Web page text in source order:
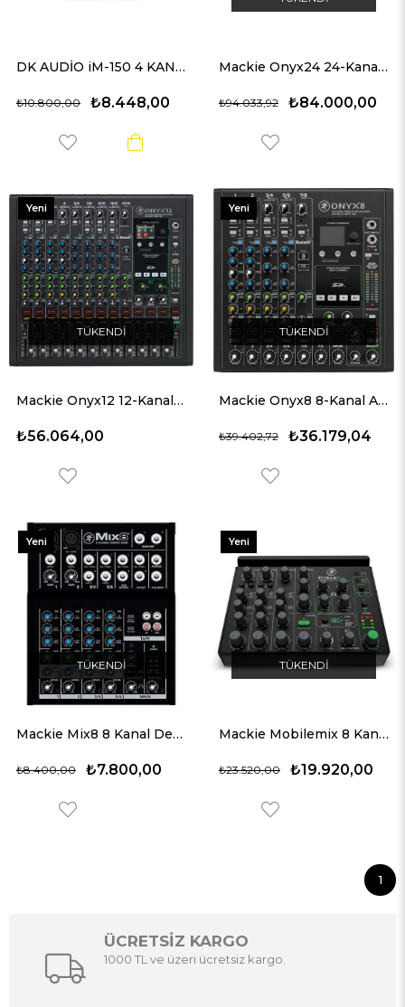
DK AUDİO iM-150 4 KANAL MİKSER
₺8.448,00
₺10.800,00
Mackie Onyx24 24-Kanal Analog Mikser (Multi-Track USB)
₺84.000,00
₺94.033,92
TÜKENDI
Mackie Onyx12 12-Kanal Analog Mikser (Multi-Track USB)
₺56.064,00
Yeni
Ürün
TÜKENDI
Mackie Onyx8 8-Kanal Analog Mikser (Multi-Track USB)
₺36.179,04
₺39.402,72
Yeni
Ürün
TÜKENDI
Mackie Mix8 8 Kanal Deck Mikser
₺7.800,00
₺8.400,00
Yeni
Ürün
TÜKENDI
Mackie Mobilemix 8 Kanal Dahili Efektli ve Bluetooth Bağlantılı Pil ile Çalışabilen Mikser
₺19.920,00
₺23.520,00
Yeni
Ürün
1
ÜCRETSİZ KARGO
1000 TL ve üzeri ücretsiz kargo.